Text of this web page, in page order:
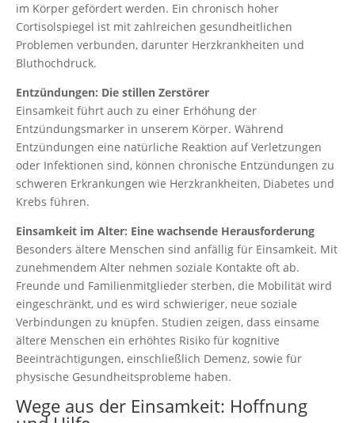
im Körper gefördert werden. Ein chronisch hoher
Cortisolspiegel ist mit zahlreichen gesundheitlichen
Problemen verbunden, darunter Herzkrankheiten und
Bluthochdruck.
Entzündungen: Die stillen Zerstörer
Einsamkeit führt auch zu einer Erhöhung der
Entzündungsmarker in unserem Körper. Während
Entzündungen eine natürliche Reaktion auf Verletzungen
oder Infektionen sind, können chronische Entzündungen zu
schweren Erkrankungen wie Herzkrankheiten, Diabetes und
Krebs führen.
Einsamkeit im Alter: Eine wachsende Herausforderung
Besonders ältere Menschen sind anfällig für Einsamkeit. Mit
zunehmendem Alter nehmen soziale Kontakte oft ab.
Freunde und Familienmitglieder sterben, die Mobilität wird
eingeschränkt, und es wird schwieriger, neue soziale
Verbindungen zu knüpfen. Studien zeigen, dass einsame
ältere Menschen ein erhöhtes Risiko für kognitive
Beeinträchtigungen, einschließlich Demenz, sowie für
physische Gesundheitsprobleme haben.
Wege aus der Einsamkeit: Hoffnung